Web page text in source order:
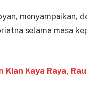
menyampaikan,
selama masa
Kian Kaya Raya,